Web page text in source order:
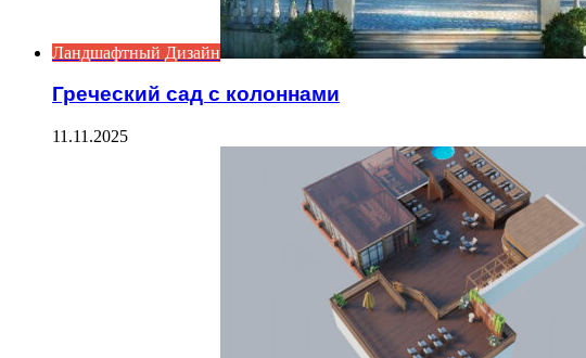
Ландшафтный Дизайн
Греческий сад с колоннами
11.11.2025